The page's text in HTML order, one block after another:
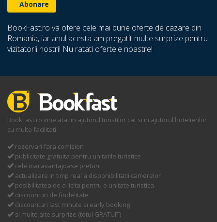
BookFast.ro va ofere cele mai bune oferte de cazare din
Romania, iar anul acesta am pregatit multe surprize pentru
vizitatorii nostri! Nu ratati ofertele noastre!
BookFast.ro vine atat in ajutorul turistilor cat si in ajutorul hotelierilor
cu multe facilitati:
rezervari fara comision
publicitate gratuita pentru unitatile turistice
cele mai avantajoase preturi
actualizare in timp real a disponibilitatii camerelor
posibilitatea de a licita pentru o unitate turistica
discounturi de findelitate
discounturi last minute si early booking
si multe alte surprize (totul GRATUIT)